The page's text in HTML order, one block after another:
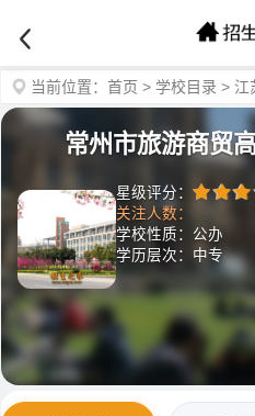
当前位置： 首页 > 学校目录 > 江
常州市旅游商贸
星级评分：
关注人数：
学校性质：公办
学历层次：中专